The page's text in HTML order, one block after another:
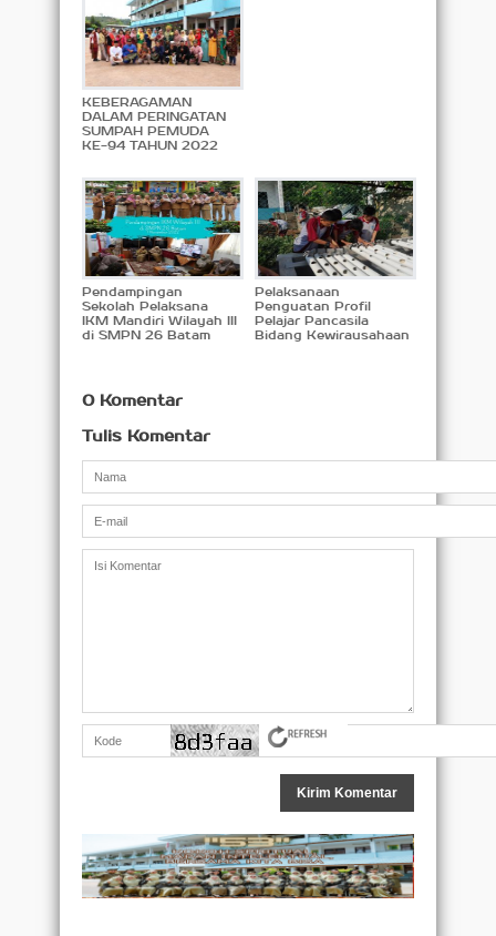
KEBERAGAMAN
DALAM PERINGATAN
SUMPAH PEMUDA
KE-94 TAHUN 2022
Pendampingan
Sekolah Pelaksana
IKM Mandiri Wilayah III
di SMPN 26 Batam
Pelaksanaan
Penguatan Profil
Pelajar Pancasila
Bidang Kewirausahaan
0 Komentar
Tulis Komentar